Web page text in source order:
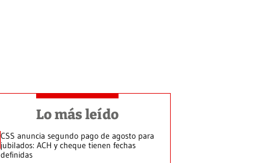
Lo más leído
CSS anuncia segundo pago de agosto para
jubilados: ACH y cheque tienen fechas
definidas